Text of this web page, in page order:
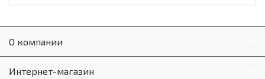
О компании
Интернет-магазин